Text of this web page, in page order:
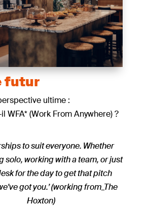
futur
ultime :
WFA* (Work From Anywhere) ?
to suit everyone. Whether
solo, working with a team, or just
for the day to get that pitch
got you.’ (working from_The
Hoxton)